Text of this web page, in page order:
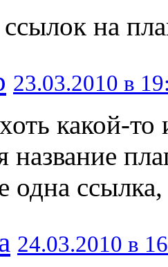
на
23.03.2010 в
какой-то
название
одна
24.03.2010 в